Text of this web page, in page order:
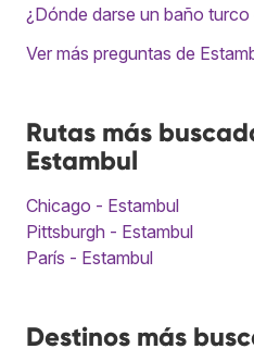
¿Dónde darse un baño turco
Ver más preguntas de
Rutas más
Estambul
Chicago - Estambul
Pittsburgh - Estambul
París - Estambul
Destinos más